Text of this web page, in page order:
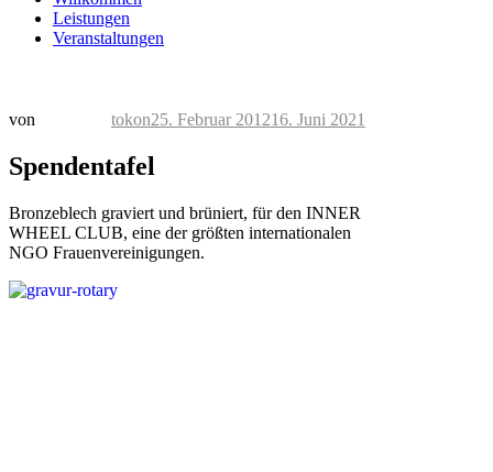
Leistungen
Veranstaltungen
Veröffentlicht
25. Februar 201216. Juni 2021
von tokon
Spendentafel
Bronzeblech graviert und brüniert, für den INNER
WHEEL CLUB, eine der größten internationalen
NGO Frauenvereinigungen.